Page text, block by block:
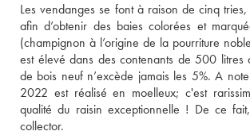
Les vendanges se font à raison de cinq
afin d’obtenir des baies colorées et
(champignon à l’origine de la pourriture
est élevé dans des contenants de 500 litres
de bois neuf n’excède jamais les 5%. A
2022 est réalisé en moelleux; c'est
qualité du raisin exceptionnelle ! De ce
collector.